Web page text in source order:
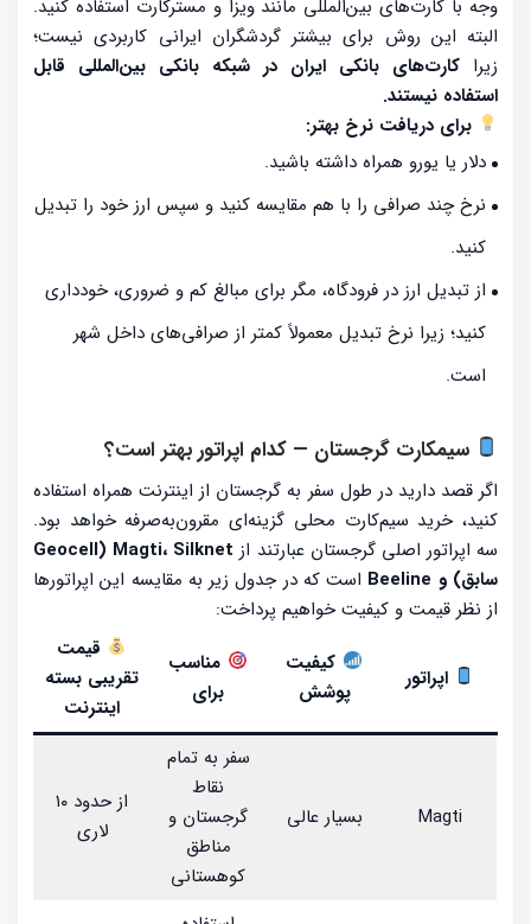
وجه با کارت‌های بین‌المللی مانند ویزا و مسترکارت استفاده کنید.
البته این روش برای بیشتر گردشگران ایرانی کاربردی نیست؛
زیرا کارت‌های بانکی ایران در شبکه بانکی بین‌المللی قابل
استفاده نیستند.
برای دریافت نرخ بهتر:
دلار یا یورو همراه داشته باشید.
نرخ چند صرافی را با هم مقایسه کنید و سپس ارز خود را تبدیل
کنید.
از تبدیل ارز در فرودگاه، مگر برای مبالغ کم و ضروری، خودداری
کنید؛ زیرا نرخ تبدیل معمولاً کمتر از صرافی‌های داخل شهر
است.
سیمکارت گرجستان — کدام اپراتور بهتر است؟
اگر قصد دارید در طول سفر به گرجستان از اینترنت همراه استفاده
کنید، خرید سیم‌کارت محلی گزینه‌ای مقرون‌به‌صرفه خواهد بود.
سه اپراتور اصلی گرجستان عبارتند از
Magti، Silknet (Geocell
سابق) و Beeline
است که در جدول زیر به مقایسه این اپراتورها
از نظر قیمت و کیفیت خواهیم پرداخت:
اپراتور
کیفیت
پوشش
مناسب
برای
قیمت
تقریبی بسته
اینترنت
Magti بسیار عالی
سفر به تمام
نقاط
گرجستان و
مناطق
کوهستانی
از حدود ۱۰
لاری